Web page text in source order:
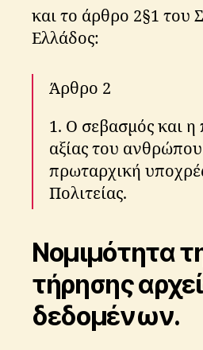
και το άρθρο 2§1 του
Ελλάδος:
Άρθρo 2
1. O σεβασμός και η
αξίας τoυ
πρωταρχική
Πoλιτείας.
Νομιμότητα
τήρησης
δεδομένων.